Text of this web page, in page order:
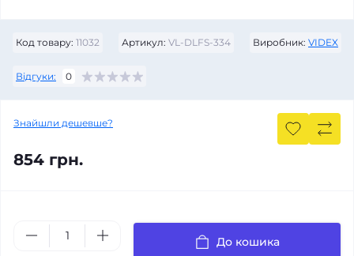
Код товару: 11032 Артикул: VL-DLFS-334 Виробник: VIDEX
Відгуки: 0
Знайшли дешевше?
854 грн.
До кошика